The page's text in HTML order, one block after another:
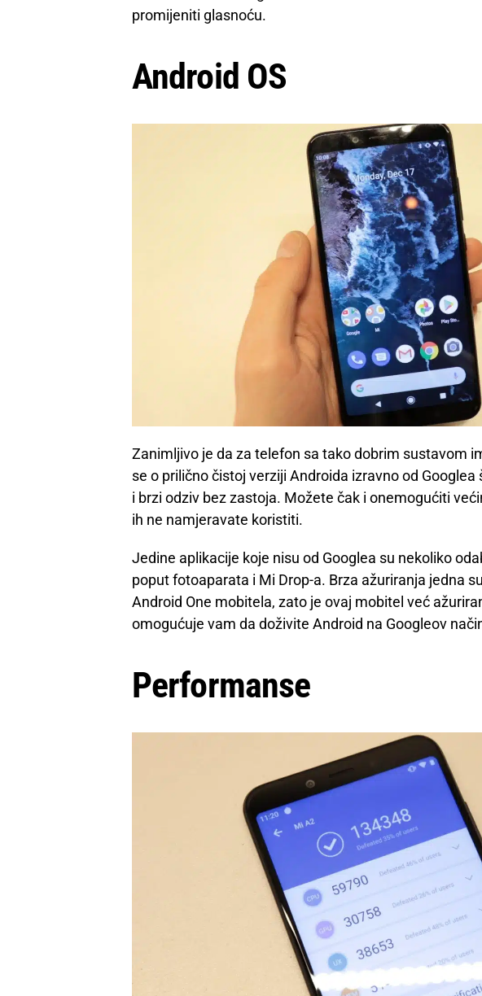
promijeniti glasnoću.
Android OS
Zanimljivo je da za telefon sa tako dobrim sustavom
se o prilično čistoj verziji Androida izravno od Googlea
i brzi odziv bez zastoja. Možete čak i onemogućiti
ih ne namjeravate koristiti.
Jedine aplikacije koje nisu od Googlea su nekoliko
poput fotoaparata i Mi Drop-a. Brza ažuriranja jedna
Android One mobitela, zato je ovaj mobitel već
omogućuje vam da doživite Android na Googleov
Performanse